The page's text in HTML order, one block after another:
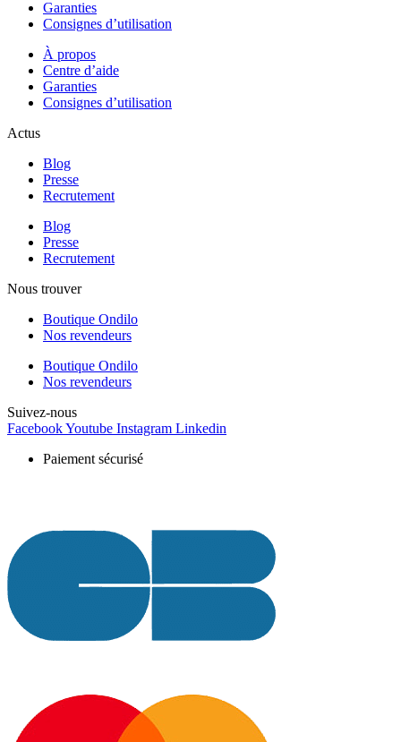
Garanties
Consignes d’utilisation
À propos
Centre d’aide
Garanties
Consignes d’utilisation
Actus
Blog
Presse
Recrutement
Blog
Presse
Recrutement
Nous trouver
Boutique Ondilo
Nos revendeurs
Boutique Ondilo
Nos revendeurs
Suivez-nous
FacebookYoutube Instagram Linkedin
Paiement sécurisé